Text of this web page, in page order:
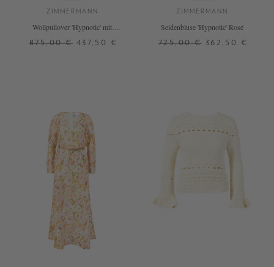
ZIMMERMANN
Wollpullover 'Hypnotic' mit
875,00 € 437,50 €
ZIMMERMANN
Seidenbluse 'Hypnotic' Rosé
725,00 € 362,50 €